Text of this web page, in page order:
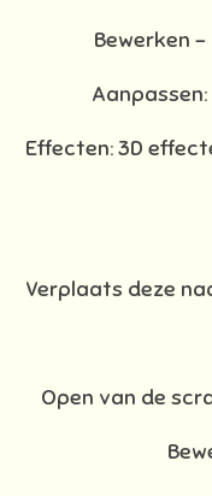
Bewerken -
Effecten: 3D
Verplaats deze
Open van de